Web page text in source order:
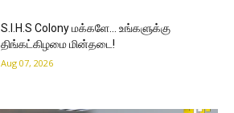
S.I.H.S Colony மக்களே… உங்களுக்கு
திங்கட்கிழமை மின்தடை!
Aug 07, 2026